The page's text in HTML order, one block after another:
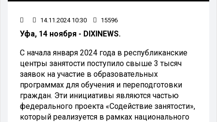
14.11.2024 10:30 15596
Уфа, 14 ноября - DIXINEWS.
С начала января 2024 года в республиканские
центры занятости поступило свыше 3 тысяч
заявок на участие в образовательных
программах для обучения и переподготовки
граждан. Эти инициативы являются частью
федерального проекта «Содействие занятости»,
который реализуется в рамках национального